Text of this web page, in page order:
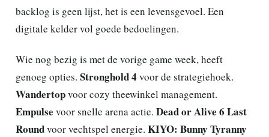
backlog is geen lijst, het is een levensgevoel. Een
digitale kelder vol goede bedoelingen.
Wie nog bezig is met de vorige game week, heeft
genoeg opties. Stronghold 4 voor de strategiehoek.
Wandertopvoor cozy theewinkel management.
Empulse voor snelle arena actie. Dead or Alive 6 Last
Roundvoor vechtspel energie. KIYO: Bunny Tyranny